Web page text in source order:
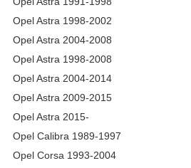
Opel Astra 1998-2002
Opel Astra 2004-2008
Opel Astra 1998-2008
Opel Astra 2004-2014
Opel Astra 2009-2015
Opel Astra 2015-
Opel Calibra 1989-1997
Opel Corsa 1993-2004